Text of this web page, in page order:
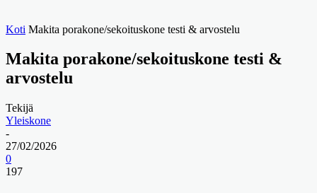
Koti Makita porakone/sekoituskone testi & arvostelu
Makita porakone/sekoituskone testi &
arvostelu
Tekijä
Yleiskone
-
27/02/2026
0
197